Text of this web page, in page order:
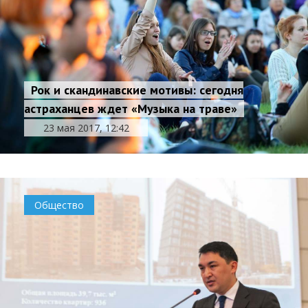
Рок и скандинавские мотивы: сегодня
астраханцев ждет «Музыка на траве»
23 мая 2017, 12:42
Общество